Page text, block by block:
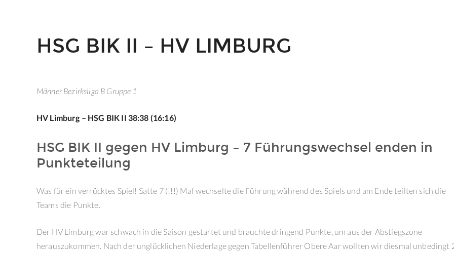
HSG BIK II – HV LIMBURG
Männer Bezirksliga B Gruppe 1
HV Limburg – HSG BIK II 38:38 (16:16)
HSG BIK II gegen HV Limburg – 7 Führungswechsel enden in
Punkteteilung
Was für ein verrücktes Spiel! Satte 7 (!!!) Mal wechselte die Führung während des Spiels und am Ende teilten sich die
Teams die Punkte.
Der HV Limburg war schwach in die Saison gestartet und brauchte dringend Punkte, um aus der Abstiegszone
herauszukommen. Nach der unglücklichen Niederlage gegen Tabellenführer Obere Aar wollten wir diesmal unbedingt